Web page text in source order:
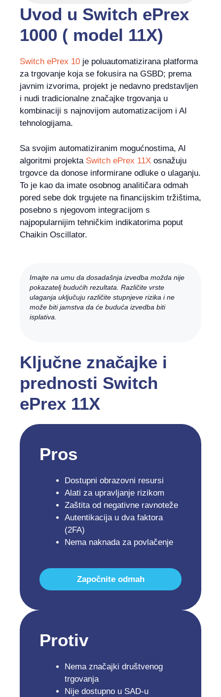
Uvod u Switch ePrex
1000 ( model 11X)
Switch ePrex 10 je poluautomatizirana platforma
za trgovanje koja se fokusira na GSBD; prema
javnim izvorima, projekt je nedavno predstavljen
i nudi tradicionalne značajke trgovanja u
kombinaciji s najnovijom automatizacijom i AI
tehnologijama.
Sa svojim automatiziranim mogućnostima, AI
algoritmi projekta Switch ePrex 11X osnažuju
trgovce da donose informirane odluke o ulaganju.
To je kao da imate osobnog analitičara odmah
pored sebe dok trgujete na financijskim tržištima,
posebno s njegovom integracijom s
najpopularnijim tehničkim indikatorima poput
Chaikin Oscillator.
Imajte na umu da dosadašnja izvedba možda nije
pokazatelj budućih rezultata. Različite vrste
ulaganja uključuju različite stupnjeve rizika i ne
može biti jamstva da će buduća izvedba biti
isplativa.
Ključne značajke i
prednosti Switch
ePrex 11X
Pros
Dostupni obrazovni resursi
Alati za upravljanje rizikom
Zaštita od negativne ravnoteže
Autentikacija u dva faktora
(2FA)
Nema naknada za povlačenje
Započnite odmah
Protiv
Nema značajki društvenog
trgovanja
Nije dostupno u SAD-u